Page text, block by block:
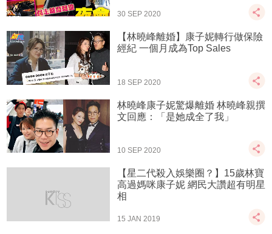
30 SEP 2020
【林曉峰離婚】康子妮轉行做保險
經紀 一個月成為Top Sales
18 SEP 2020
林曉峰康子妮驚爆離婚 林曉峰親撰
文回應：「是她成全了我」
10 SEP 2020
【星二代殺入娛樂圈？】15歲林寶
高過媽咪康子妮 網民大讚超有明星
相
15 JAN 2019